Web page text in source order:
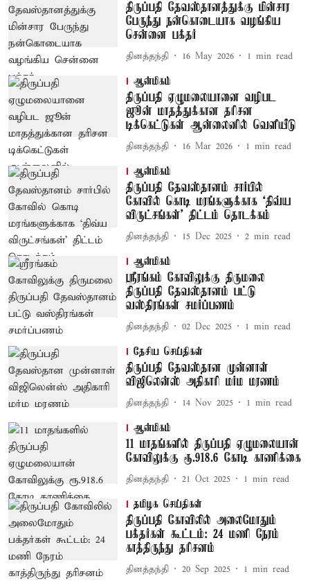
திருப்பதி தேவஸ்தானத்துக்கு மின்சார
பேருந்து நன்கொடையாக வழங்கிய
சென்னை பக்தர்
தினத்தந்தி 16 May 2026 1 min read
ஆன்மிகம்
திருப்பதி ஏழுமலையானை வழிபட
ஜூன் மாதத்துக்கான தரிசன
டிக்கெட்டுகள் ஆன்லைனில் வெளியீடு
தினத்தந்தி 16 Mar 2026 1 min read
ஆன்மிகம்
திருப்பதி தேவஸ்தானம் சார்பில்
கோவில் கொடி மரங்களுக்காக ‘திவ்ய
விருட்சங்கள்’ திட்டம் தொடக்கம்
தினத்தந்தி 15 Dec 2025 2 min read
ஆன்மிகம்
ஸ்ரீரங்கம் கோவிலுக்கு திருமலை
திருப்பதி தேவஸ்தானம் பட்டு
வஸ்திரங்கள் சமர்ப்பணம்
தினத்தந்தி 02 Dec 2025 1 min read
தேசிய செய்திகள்
திருப்பதி தேவஸ்தான முன்னாள்
விஜிலென்ஸ் அதிகாரி மர்ம மரணம்
தினத்தந்தி 14 Nov 2025 1 min read
ஆன்மிகம்
11 மாதங்களில் திருப்பதி ஏழுமலையான்
கோவிலுக்கு ரூ.918.6 கோடி காணிக்கை
தினத்தந்தி 21 Oct 2025 1 min read
தமிழக செய்திகள்
திருப்பதி கோவிலில் அலைமோதும்
பக்தர்கள் கூட்டம்: 24 மணி நேரம்
காத்திருந்து தரிசனம்
தினத்தந்தி 20 Sep 2025 1 min read